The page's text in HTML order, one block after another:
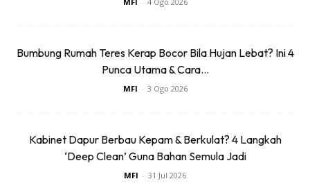
Bumbung Rumah Teres Kerap Bocor Bila Hujan Lebat? Ini 4
Punca Utama & Cara...
MFI - 3 Ogo 2026
Kabinet Dapur Berbau Kepam & Berkulat? 4 Langkah
‘Deep Clean’ Guna Bahan Semula Jadi
MFI - 31 Jul 2026